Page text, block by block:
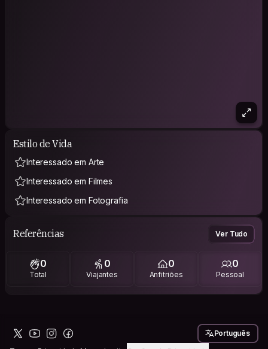
Estilo de Vida
Interessado em Arte
Interessado em Filmes
Interessado em Fotografia
Referências Ver Tudo
0
Total
0
Viajantes
0
Anfitriões
0
Pessoal
Português